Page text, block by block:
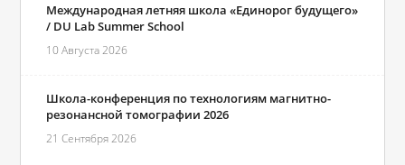
Международная летняя школа «Единорог будущего»
/ DU Lab Summer School
10 Августа 2026
Школа-конференция по технологиям магнитно-
резонансной томографии 2026
21 Сентября 2026